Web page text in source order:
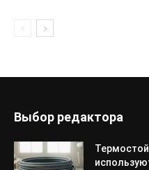
Выбор редактора